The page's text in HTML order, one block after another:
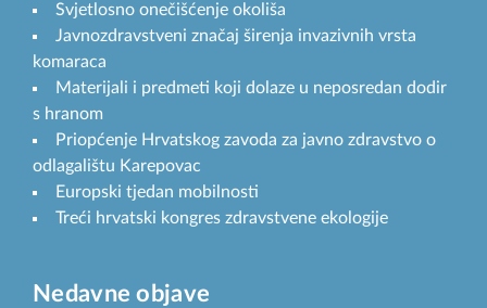
Svjetlosno onečišćenje okoliša
Javnozdravstveni značaj širenja invazivnih vrsta
komaraca
Materijali i predmeti koji dolaze u neposredan dodir
s hranom
Priopćenje Hrvatskog zavoda za javno zdravstvo o
odlagalištu Karepovac
Europski tjedan mobilnosti
Treći hrvatski kongres zdravstvene ekologije
Nedavne objave